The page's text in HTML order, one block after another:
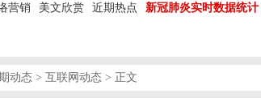
营销 美文欣赏 近期热点 新冠肺炎实时数据统计
动态 > 互联网动态 > 正文